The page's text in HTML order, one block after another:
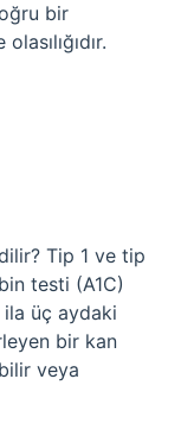
bir
Tip 1 ve tip
testi (A1C)
ila üç aydaki
bir kan
veya